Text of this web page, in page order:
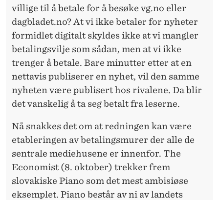
villige til å betale for å besøke vg.no eller
dagbladet.no? At vi ikke betaler for nyheter
formidlet digitalt skyldes ikke at vi mangler
betalingsvilje som sådan, men at vi ikke
trenger å betale. Bare minutter etter at en
nettavis publiserer en nyhet, vil den samme
nyheten være publisert hos rivalene. Da blir
det vanskelig å ta seg betalt fra leserne.
Nå snakkes det om at redningen kan være
etableringen av betalingsmurer der alle de
sentrale mediehusene er innenfor. The
Economist (8. oktober) trekker frem
slovakiske Piano som det mest ambisiøse
eksemplet. Piano består av ni av landets